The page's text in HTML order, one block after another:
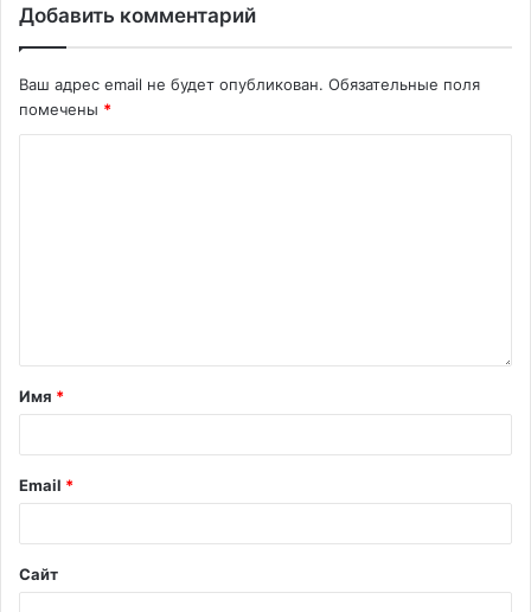
Добавить комментарий
Ваш адрес email не будет опубликован. Обязательные поля
помечены *
Имя *
Email *
Сайт